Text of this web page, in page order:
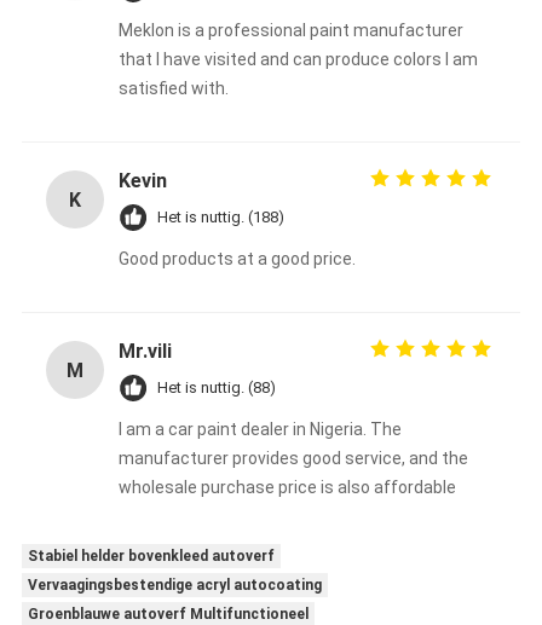
Meklon is a professional paint manufacturer
that I have visited and can produce colors I am
satisfied with.
K
Kevin
Het is nuttig. (188)
Good products at a good price.
M
Mr.vili
Het is nuttig. (88)
I am a car paint dealer in Nigeria. The
manufacturer provides good service, and the
wholesale purchase price is also affordable
Stabiel helder bovenkleed autoverf
Vervaagingsbestendige acryl autocoating
Groenblauwe autoverf Multifunctioneel